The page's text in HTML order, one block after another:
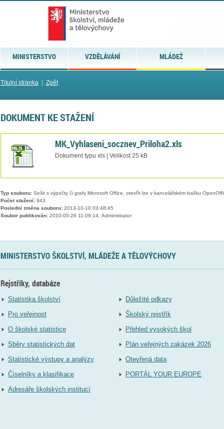
MINISTERSTVO VZDĚLÁVÁNÍ MLÁDEŽ
Titulní stránka| Zpět
DOKUMENT KE STAŽENÍ
MK_Vyhlaseni_socznev_Priloha2.xls
Dokument typu xls | Velikost 25 kB
Typ souboru:Sešit s výpočty či grafy Microsoft Office, otevřít lze v kancelářském balíku
Počet stažení:943
Poslední změna souboru:2013-10-10 03:48:45
Soubor publikován:2010-05-26 11:09:14, Administrator
MINISTERSTVO ŠKOLSTVÍ, MLÁDEŽE A TĚLOVÝCHOVY
Rejstříky, databáze
Statistika školství
Pro veřejnost
O školské statistice
Sběry statistických dat
Statistické výstupy a analýzy
Číselníky a klasifikace
Adresáře školských institucí
Důležité odkazy
Školský rejstřík
Přehled vysokých škol
Plán veřejných zakázek 2026
Otevřená data
PORTÁL YOUR EUROPE